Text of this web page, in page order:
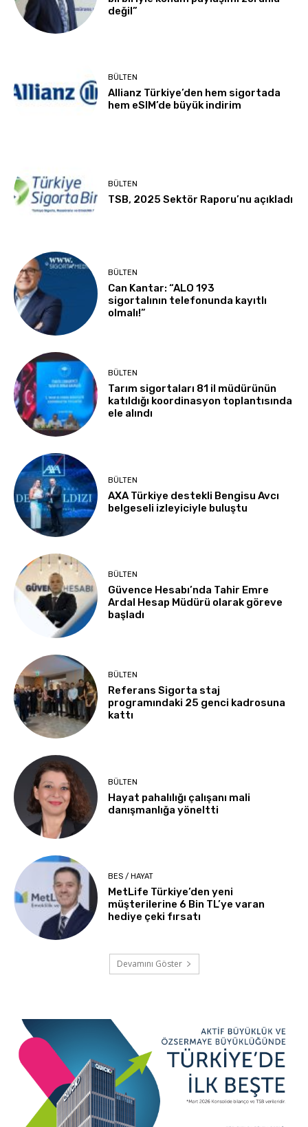
değil”
BÜLTEN
Allianz Türkiye’den hem sigortada
hem eSIM’de büyük indirim
BÜLTEN
TSB, 2025 Sektör Raporu’nu açıkladı
BÜLTEN
Can Kantar: “ALO 193
sigortalının telefonunda kayıtlı
olmalı!”
BÜLTEN
Tarım sigortaları 81 il müdürünün
katıldığı koordinasyon toplantısında
ele alındı
BÜLTEN
AXA Türkiye destekli Bengisu Avcı
belgeseli izleyiciyle buluştu
BÜLTEN
Güvence Hesabı’nda Tahir Emre
Ardal Hesap Müdürü olarak göreve
başladı
BÜLTEN
Referans Sigorta staj
programındaki 25 genci kadrosuna
kattı
BÜLTEN
Hayat pahalılığı çalışanı mali
danışmanlığa yöneltti
BES / HAYAT
MetLife Türkiye’den yeni
müşterilerine 6 Bin TL’ye varan
hediye çeki fırsatı
Devamını Göster